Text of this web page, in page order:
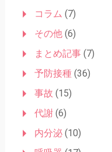
コラム (7)
その他(6)
まとめ記事(7)
予防接種(36)
事故 (15)
代謝(6)
内分泌(10)